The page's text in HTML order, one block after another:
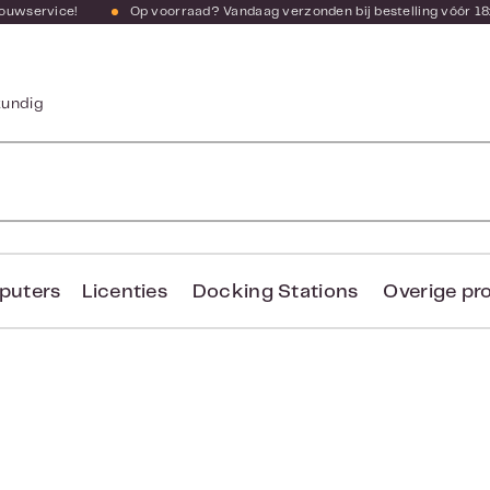
Op voorraad? Vandaag verzonden bij bestelling vóór
Licenties Docking Stations Overige